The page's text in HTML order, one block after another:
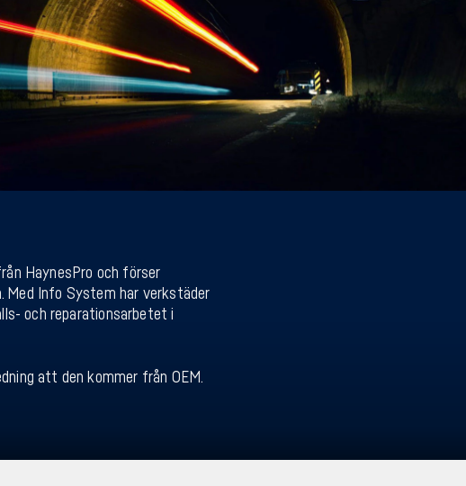
HaynesPro och förser
Med Info System har verkstäder
och reparationsarbetet i
att den kommer från OEM.